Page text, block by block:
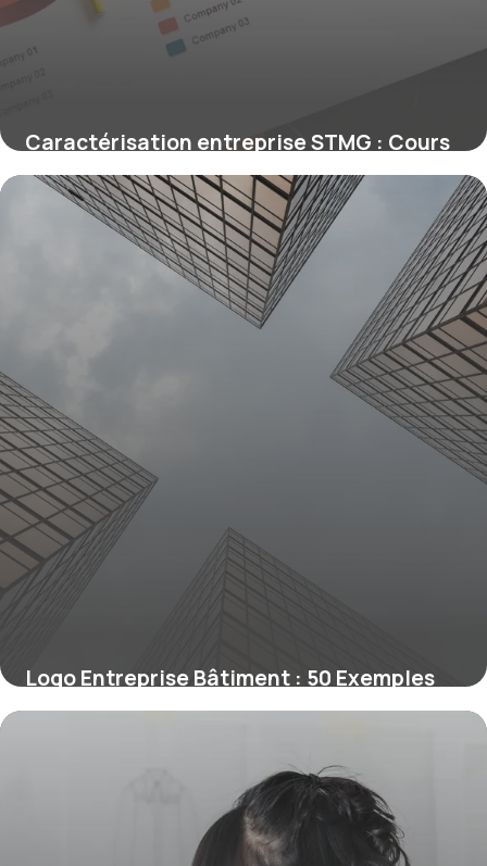
Caractérisation entreprise STMG : Cours
complet
28 mai 2026
Logo Entreprise Bâtiment : 50 Exemples
2026